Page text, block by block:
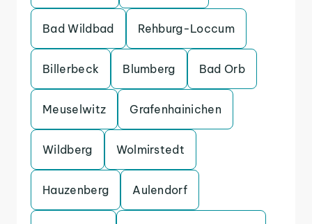
Bad Wildbad Rehburg-Loccum
Billerbeck Blumberg Bad Orb
Meuselwitz Grafenhainichen
Wildberg Wolmirstedt
Hauzenberg Aulendorf